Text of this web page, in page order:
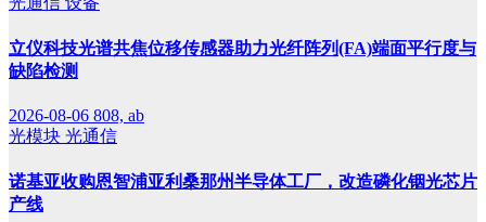
立仪科技光谱共焦位移传感器助力光纤阵列(FA)端面平行度与
缺陷检测
2026-08-06 808, ab
光模块 光通信
诺基亚收购恩智浦亚利桑那州半导体工厂，改造磷化铟光芯片
产线